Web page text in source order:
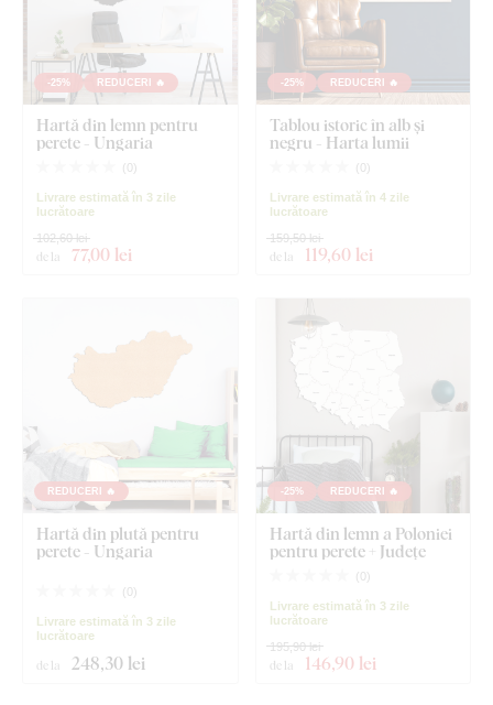
-25% REDUCERI 🔥
Hartă din lemn pentru
perete - Ungaria
( 0)
Livrare estimată în 3 zile
lucrătoare
de la 77,00 lei
102,60 lei
-25% REDUCERI 🔥
Tablou istoric în alb și
negru - Harta lumii
( 0)
Livrare estimată în 4 zile
lucrătoare
de la 119,60 lei
159,50 lei
REDUCERI 🔥
Hartă din plută pentru
perete - Ungaria
( 0)
Livrare estimată în 3 zile
lucrătoare
de la 248,30 lei
-25% REDUCERI 🔥
Hartă din lemn a Poloniei
pentru perete + Județe
( 0)
Livrare estimată în 3 zile
lucrătoare
de la 146,90 lei
195,90 lei